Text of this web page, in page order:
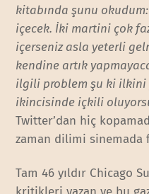
kitabında şunu
içecek. İki martini çok
içerseniz asla yeterli
kendine artık
ilgili problem şu ki ilkini
ikincisinde içkili
Twitter’dan hiç
zaman dilimi sinemada
Tam 46 yıldır Chicago